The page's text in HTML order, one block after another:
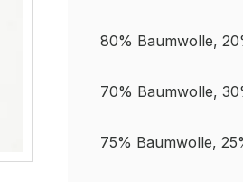
80% Baumwolle,
70% Baumwolle,
75% Baumwolle,